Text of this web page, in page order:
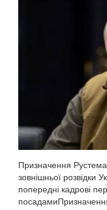
Призначення
зовнішньої розвідки
попередні кадрові